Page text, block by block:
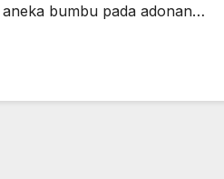
bumbu pada adonan…